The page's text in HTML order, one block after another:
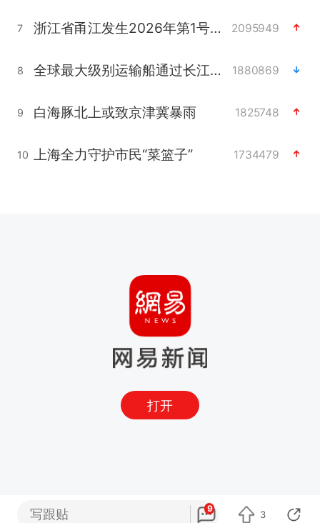
7 浙江省甬江发生2026年第1号洪水 2095949
8 全球最大级别运输船通过长江大桥 1880869
9 白海豚北上或致京津冀暴雨 1825748
10 上海全力守护市民“菜篮子” 1734479
打开
写跟贴 9
3